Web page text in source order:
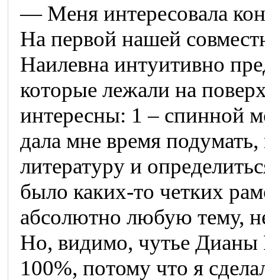
— Меня интересовала
На первой нашей
Наилевна интуитивно
которые лежали на
интересны: 1 – спинной
дала мне время подумать,
литературу и
было каких-то четких
абсолютно любую тему,
Но, видимо, чутье Дианы
100%, потому что я